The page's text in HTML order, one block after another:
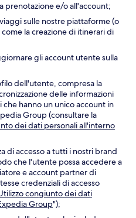
prenotazione e/o all'account;
sulle nostre piattaforme (o
la creazione di itinerari di
gli account utente sulla
dell'utente, compresa la
delle informazioni
hanno un unico account in
Group (consultare la
dei dati personali all'interno
di accesso a tutti i nostri brand
che l'utente possa accedere a
e account partner di
credenziali di accesso
congiunto dei dati
Group");